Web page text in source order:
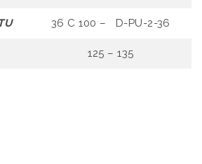
36 C 100 – D-PU-2-36
125 – 135